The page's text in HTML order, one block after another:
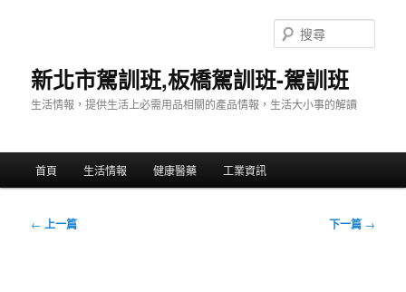
新北市駕訓班,板橋駕訓班-駕訓班
生活情報，提供生活上必需用品相關的產品情報，生活大小事的解讀
尋
首頁 生活情報 健康醫藥 工業資訊
文
← 上一篇 下一篇 →